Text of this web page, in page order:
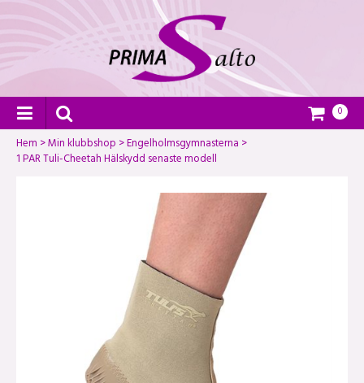
0
Hem >Min klubbshop >Engelholmsgymnasterna >
1 PAR Tuli-Cheetah Hälskydd senaste modell